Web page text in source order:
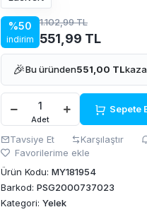
%50
indirim
1.102,99 TL
551,99 TL
🎉Bu üründen551,00 TL
Adet
Sepete
Tavsiye Et Karşılaştır
Favorilerime ekle
Ürün Kodu: MY181954
Barkod: PSG2000737023
Kategori: Yelek